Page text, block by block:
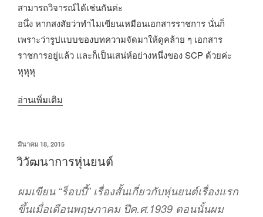
สามารถวิจารณ์ได้เช่นกันค่ะ
อนึ่ง หากสงสัยว่าทำไมเขียนเหมือนเอกสารราชการ นั่นก็
เพราะว่ารูปแบบของบทความจัดมาให้ดูคล้าย ๆ เอกสาร
ราชการอยู่แล้ว และก็เป็นเสน่ห์อย่างหนึ่งของ SCP ด้วยค่ะ
หุหุหุ
อ่านเพิ่มเติม
มี
ความ
ปกติ(SCPs
Object)ที่
เขียน
ที่
มีนาคม 18, 2015
วิวัฒนาการหุ่นยนต์
ผมเขียน “ร็อบบี้”เรื่องสั้นเกี่ยวกับหุ่นยนต์เรื่องแรก
ขึ้นเมื่อเดือนพฤษภาคม ปีค.ศ.1939 ตอนนั้นผม